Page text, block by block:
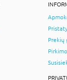
Prekių